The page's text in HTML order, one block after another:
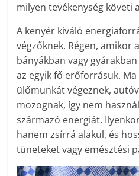
milyen tevékenység követi
A kenyér kiváló
végzőknek. Régen, amikor
bányákban vagy
az egyik fő erőforrásuk.
ülőmunkát végeznek,
mozognak, így nem
származó energiát.
hanem zsírrá alakul, és
tüneteket vagy emésztési